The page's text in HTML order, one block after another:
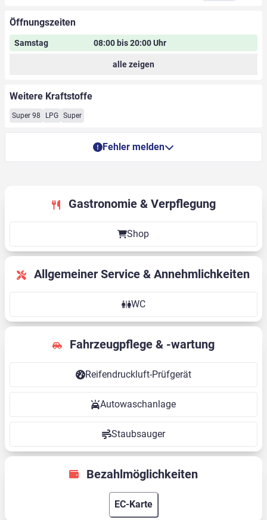
Öffnungszeiten
Samstag 08:00 bis 20:00 Uhr
alle zeigen
Weitere Kraftstoffe
Super 98 LPG Super
Fehler melden
Gastronomie & Verpflegung
Shop
Allgemeiner Service & Annehmlichkeiten
WC
Fahrzeugpflege & -wartung
Reifendruckluft-Prüfgerät
Autowaschanlage
Staubsauger
Bezahlmöglichkeiten
EC-Karte